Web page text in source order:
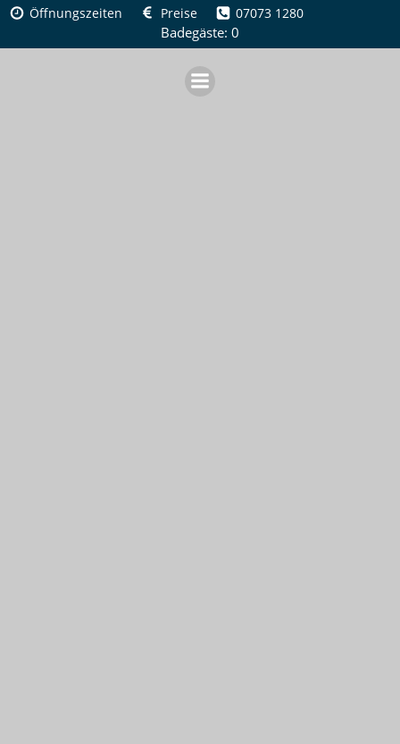
Zum
Inhalt
springen
Öffnungszeiten Preise 07073 1280
Badegäste: 0